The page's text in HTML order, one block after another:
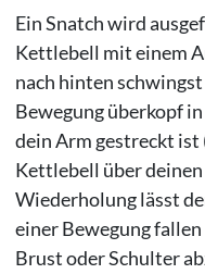
Ein Snatch wird
Kettlebell mit einem
nach hinten
Bewegung überkopf
dein Arm gestreckt ist
Kettlebell über
Wiederholung lässt
einer Bewegung
Brust oder Schulter